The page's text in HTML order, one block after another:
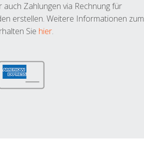
Zahlungen via Rechnung für
erstellen. Weitere Informationen zum
Sie hier.